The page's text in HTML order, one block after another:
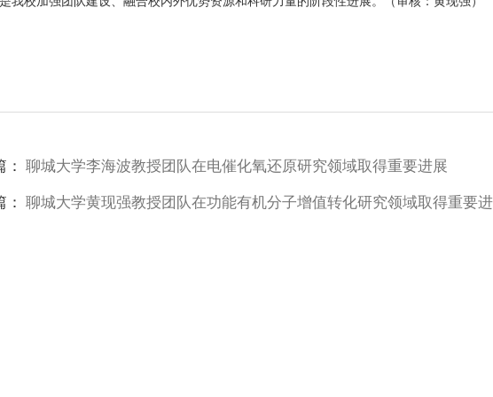
： 聊城大学李海波教授团队在电催化氧还原研究领域取得重要进展
： 聊城大学黄现强教授团队在功能有机分子增值转化研究领域取得重要